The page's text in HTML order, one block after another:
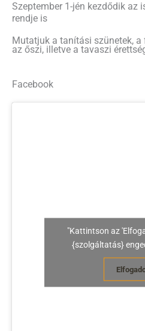
Szeptember 1-jén kezdődik az
rendje is
Mutatjuk a tanítási szünetek,
az őszi, illetve a tavaszi
Facebook
"Kattintson az
{szolgáltatás}